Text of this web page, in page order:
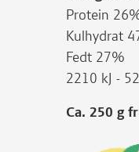
Protein
Kulhydrat
Fedt 27%
2210 kJ -
Ca. 250 g